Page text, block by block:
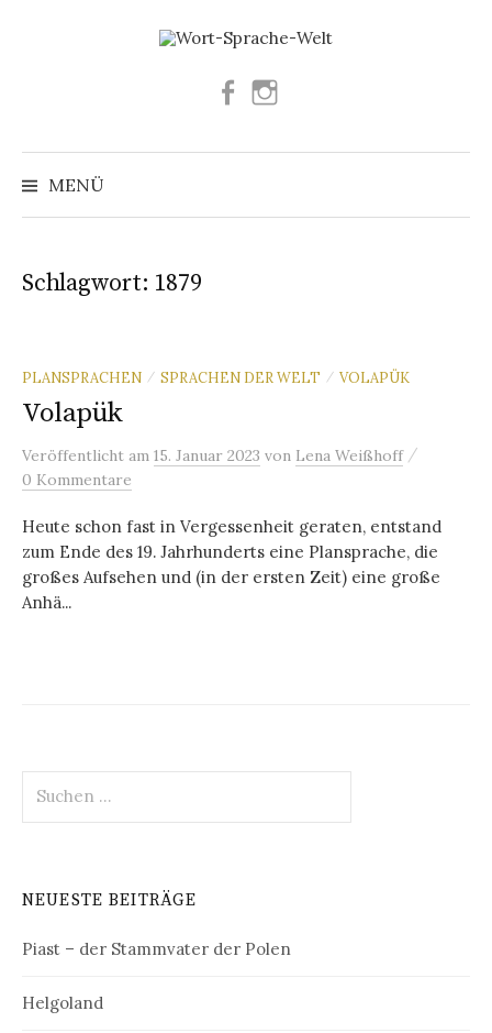
Facebook
MENÜ
Suchen
Schlagwort: 1879
PLANSPRACHEN / SPRACHEN DER WELT / VOLAPÜK
Volapük
Veröffentlicht am 15. Januar 2023 von Lena Weißhoff /
0 Kommentare
Heute schon fast in Vergessenheit geraten, entstand
zum Ende des 19. Jahrhunderts eine Plansprache, die
großes Aufsehen und (in der ersten Zeit) eine große
Anhä...
nach:
NEUESTE BEITRÄGE
Piast – der Stammvater der Polen
Helgoland